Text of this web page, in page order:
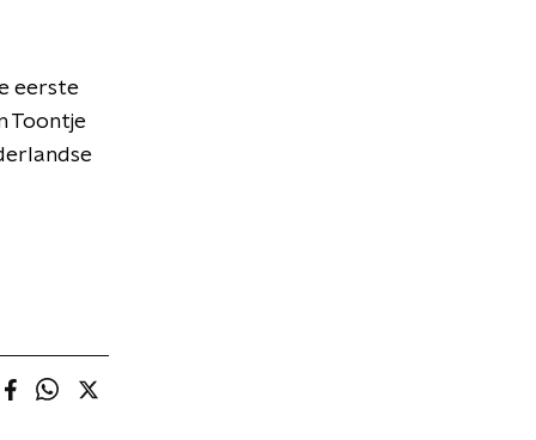
eerste
Toontje